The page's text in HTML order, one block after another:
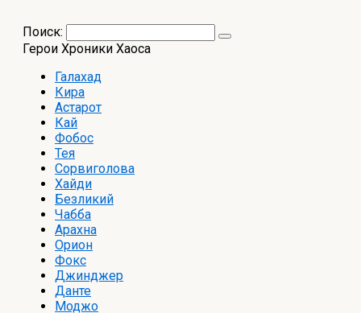
Поиск:
Герои Хроники Хаоса
Галахад
Кира
Астарот
Кай
Фобос
Тея
Сорвиголова
Хайди
Безликий
Чабба
Арахна
Орион
Фокс
Джинджер
Данте
Моджо